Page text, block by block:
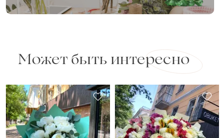
Может быть интересно